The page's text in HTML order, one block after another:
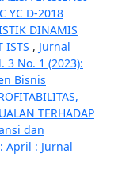
YC D-2018
DINAMIS
ISTS , Jurnal
3 No. 1 (2023):
Bisnis
TERHADAP
dan
April : Jurnal